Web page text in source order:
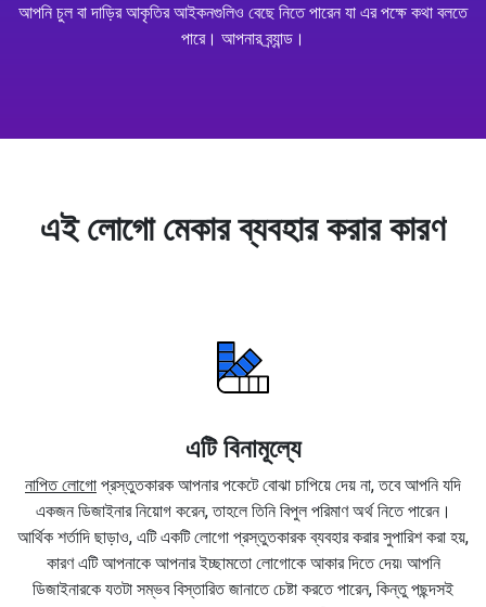
আপনি চুল বা দাড়ির আকৃতির আইকনগুলিও বেছে নিতে পারেন যা এর পক্ষে কথা বলতে
পারে। আপনার ব্র্যান্ড।
এই লোগো মেকার ব্যবহার করার কারণ
এটি বিনামূল্যে
নাপিত লোগো প্রস্তুতকারক আপনার পকেটে বোঝা চাপিয়ে দেয় না, তবে আপনি যদি
একজন ডিজাইনার নিয়োগ করেন, তাহলে তিনি বিপুল পরিমাণ অর্থ নিতে পারেন।
আর্থিক শর্তাদি ছাড়াও, এটি একটি লোগো প্রস্তুতকারক ব্যবহার করার সুপারিশ করা হয়,
কারণ এটি আপনাকে আপনার ইচ্ছামতো লোগোকে আকার দিতে দেয়৷ আপনি
ডিজাইনারকে যতটা সম্ভব বিস্তারিত জানাতে চেষ্টা করতে পারেন, কিন্তু পছন্দসই